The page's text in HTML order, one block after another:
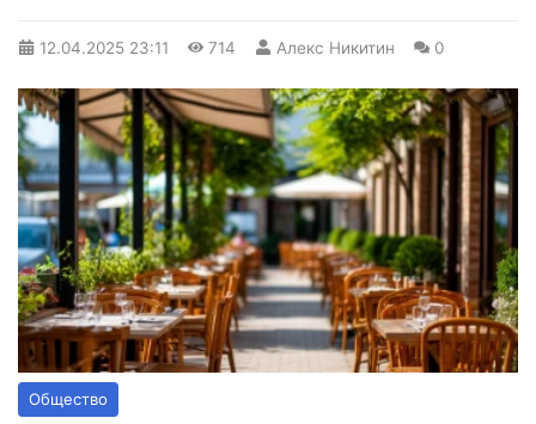
12.04.2025 23:11 714 Алекс Никитин 0
Общество